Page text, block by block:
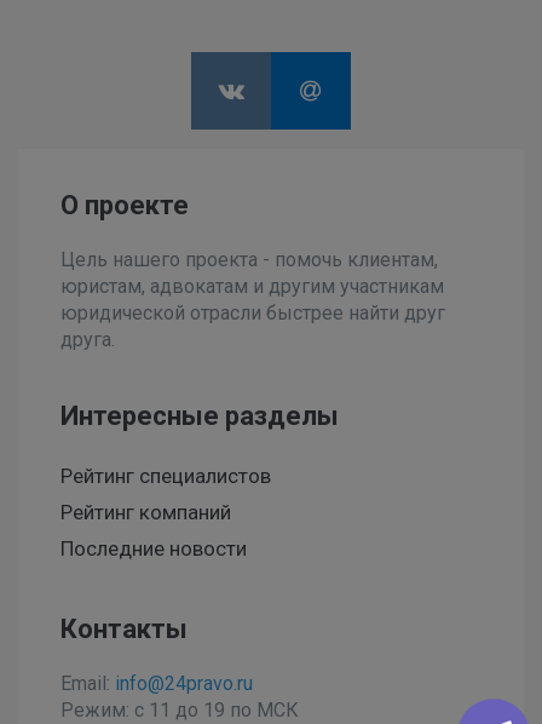
О проекте
Цель нашего проекта - помочь клиентам,
юристам, адвокатам и другим участникам
юридической отрасли быстрее найти друг
друга.
Интересные разделы
Рейтинг специалистов
Рейтинг компаний
Последние новости
Контакты
Email: info@24pravo.ru
Режим: с 11 до 19 по МСК